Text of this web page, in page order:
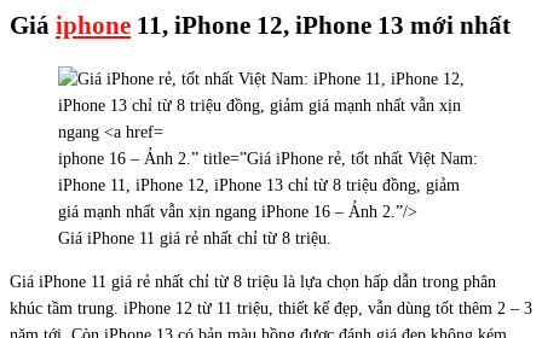
Giá iphone 11, iPhone 12, iPhone 13 mới nhất
iphone 16 – Ảnh 2.” title=”Giá iPhone rẻ, tốt nhất Việt Nam:
iPhone 11, iPhone 12, iPhone 13 chỉ từ 8 triệu đồng, giảm
giá mạnh nhất vẫn xịn ngang iPhone 16 – Ảnh 2.”/>
Giá iPhone 11 giá rẻ nhất chỉ từ 8 triệu.
Giá iPhone 11 giá rẻ nhất chỉ từ 8 triệu là lựa chọn hấp dẫn trong phân
khúc tầm trung. iPhone 12 từ 11 triệu, thiết kế đẹp, vẫn dùng tốt thêm 2 – 3